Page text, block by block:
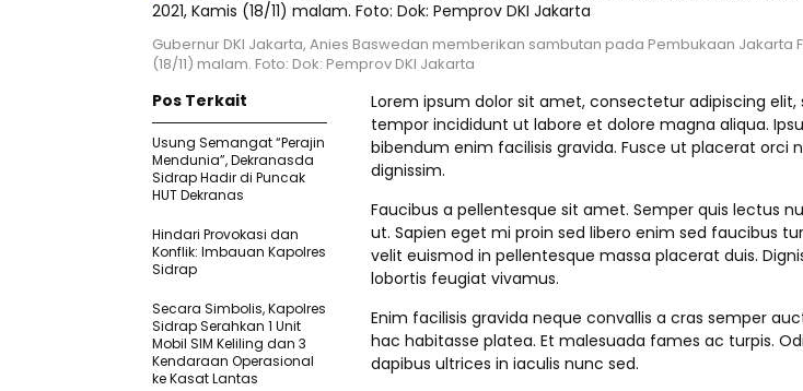
Gubernur DKI Jakarta, Anies Baswedan memberikan sambutan pada Pembukaan Jakarta
(18/11) malam. Foto: Dok: Pemprov DKI Jakarta
Lorem ipsum dolor sit amet, consectetur adipiscing elit,
tempor incididunt ut labore et dolore magna aliqua.
bibendum enim facilisis gravida. Fusce ut placerat orci
dignissim.
Faucibus a pellentesque sit amet. Semper quis lectus
ut. Sapien eget mi proin sed libero enim sed faucibus
velit euismod in pellentesque massa placerat duis.
lobortis feugiat vivamus.
Enim facilisis gravida neque convallis a cras semper
hac habitasse platea. Et malesuada fames ac turpis.
dapibus ultrices in iaculis nunc sed.
Pos Terkait
Usung Semangat “Perajin
Mendunia”, Dekranasda
Sidrap Hadir di Puncak
HUT Dekranas
Hindari Provokasi dan
Konflik: Imbauan Kapolres
Sidrap
Secara Simbolis, Kapolres
Sidrap Serahkan 1 Unit
Mobil SIM Keliling dan 3
Kendaraan Operasional
ke Kasat Lantas